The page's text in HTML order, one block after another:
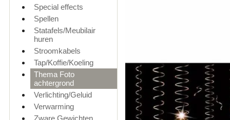
Special effects
Spellen
Statafels/Meubilair
huren
Stroomkabels
Tap/Koffie/Koeling
Thema Foto
achtergrond
Verlichting/Geluid
Verwarming
Zware Gewichten